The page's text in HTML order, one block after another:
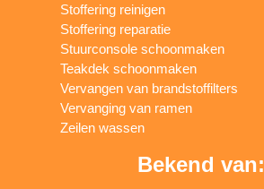
Stoffering reinigen
Stoffering reparatie
Stuurconsole schoonmaken
Teakdek schoonmaken
Vervangen van brandstoffilters
Vervanging van ramen
Zeilen wassen
Bekend van: